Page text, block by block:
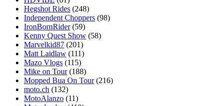
Hegshot Rides (248)
Independent Choppers (98)
IronBornRider (59)
Kenny Quest Show (58)
Marvelkid87 (201)
Matt Laidlaw (111)
Mazo Vlogs (115)
Mike on Tour (188)
Mopped Bua On Tour (216)
moto.ch (132)
MotoAlanzo (11)